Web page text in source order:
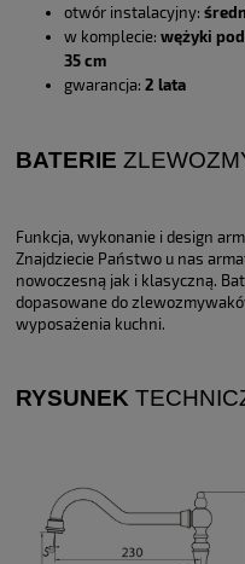
otwór instalacyjny:
w komplecie: wężyki
35 cm
gwarancja: 2 lata
BATERIE
Funkcja, wykonanie i design
Znajdziecie Państwo u nas
nowoczesną jak i klasyczną.
dopasowane do
wyposażenia kuchni.
RYSUNEK